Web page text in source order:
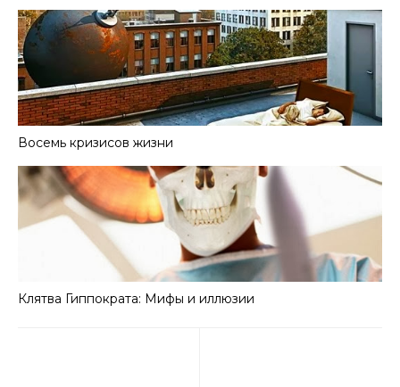
Восемь кризисов жизни
Клятва Гиппократа: Мифы и иллюзии